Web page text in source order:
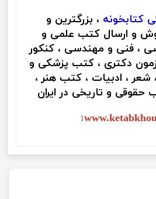
کتابخونه ، بزرگترین و
و ارسال کتب علمی و
، فنی و مهندسی ، کنکور
دکتری ، کتب پزشکی و
شعر ، ادبیات ، کتب هنر ،
و تاریخی در ایران
1